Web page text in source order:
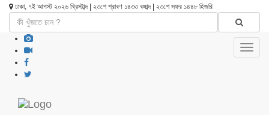
ঢাকা, ৭ই আগস্ট ২০২৬ খ্রিস্টাব্দ | ২৩শে শ্রাবণ ১৪৩৩ বঙ্গাব্দ | ২৩শে সফর ১৪৪৮ হিজরি